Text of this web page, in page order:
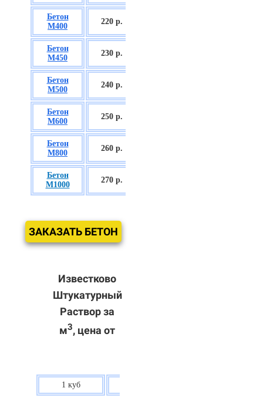
Бетон
М400
220 р.
Бетон
М450
230 р.
Бетон
М500
240 р.
Бетон
М600
250 р.
Бетон
М800
260 р.
Бетон
М1000
270 р.
ЗАКАЗАТЬ БЕТОН
Известково
Штукатурный
Раствор за
м3, цена от
1 куб